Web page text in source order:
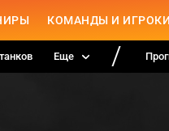
КОМАНДЫ И ИГРОКИ
Еще